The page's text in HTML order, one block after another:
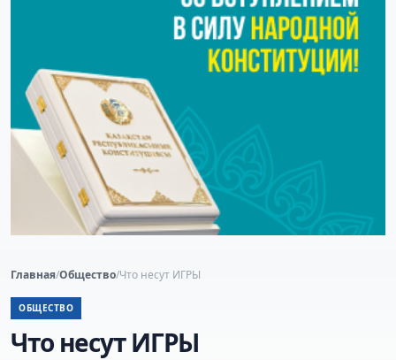
Главная/Общество/Что несут ИГРЫ
ОБЩЕСТВО
Что несут ИГРЫ